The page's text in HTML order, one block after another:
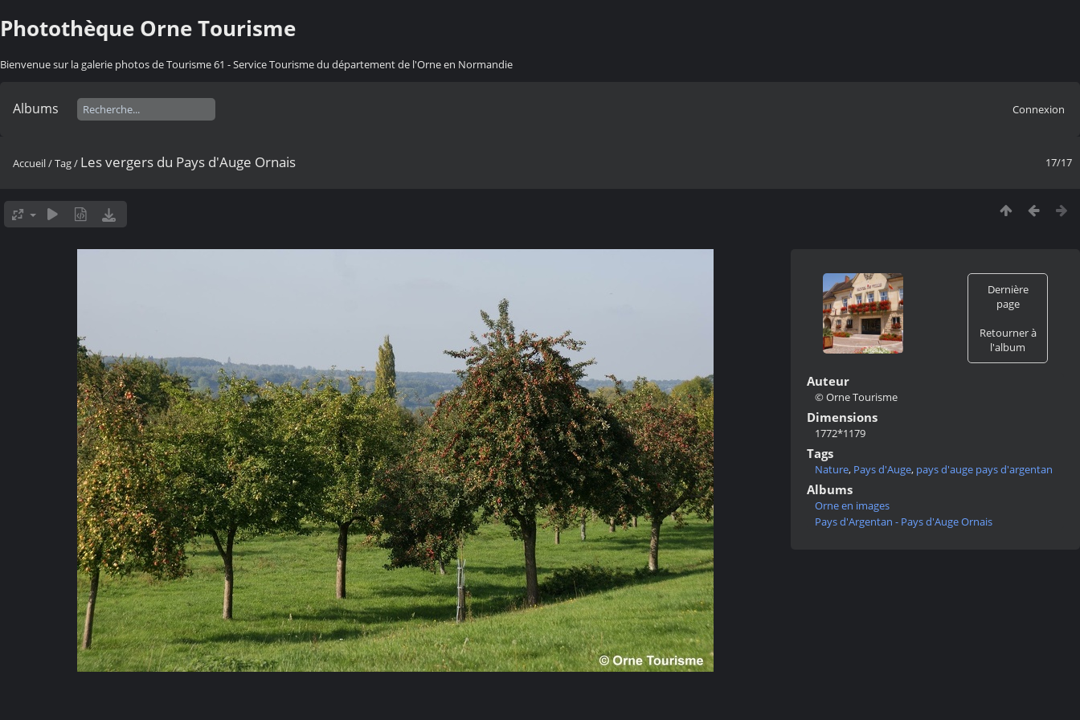
Photothèque Orne Tourisme
Bienvenue sur la galerie photos de Tourisme 61 - Service Tourisme du département de l'Orne en Normandie
Albums Connexion
17/17
Accueil/Tag/ Les vergers du Pays d'Auge Ornais
Dernière
page
Retourner à
l'album
Auteur
© Orne Tourisme
Dimensions
1772*1179
Tags
Nature, Pays d'Auge, pays d'auge pays d'argentan
Albums
Orne en images
Pays d'Argentan - Pays d'Auge Ornais